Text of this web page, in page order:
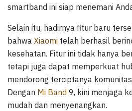
smartband ini siap menemani
Selain itu, hadirnya fitur baru
bahwa Xiaomi telah berhasil
kesehatan. Fitur ini tidak hanya
tetapi juga dapat memperkuat
mendorong terciptanya
Dengan Mi Band 9, kini menjaga
mudah dan menyenangkan.